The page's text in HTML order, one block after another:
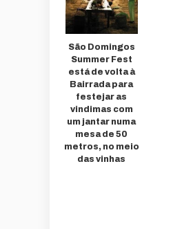
São Domingos
Summer Fest
está de volta à
Bairrada para
festejar as
vindimas com
um jantar numa
mesa de 50
metros, no meio
das vinhas